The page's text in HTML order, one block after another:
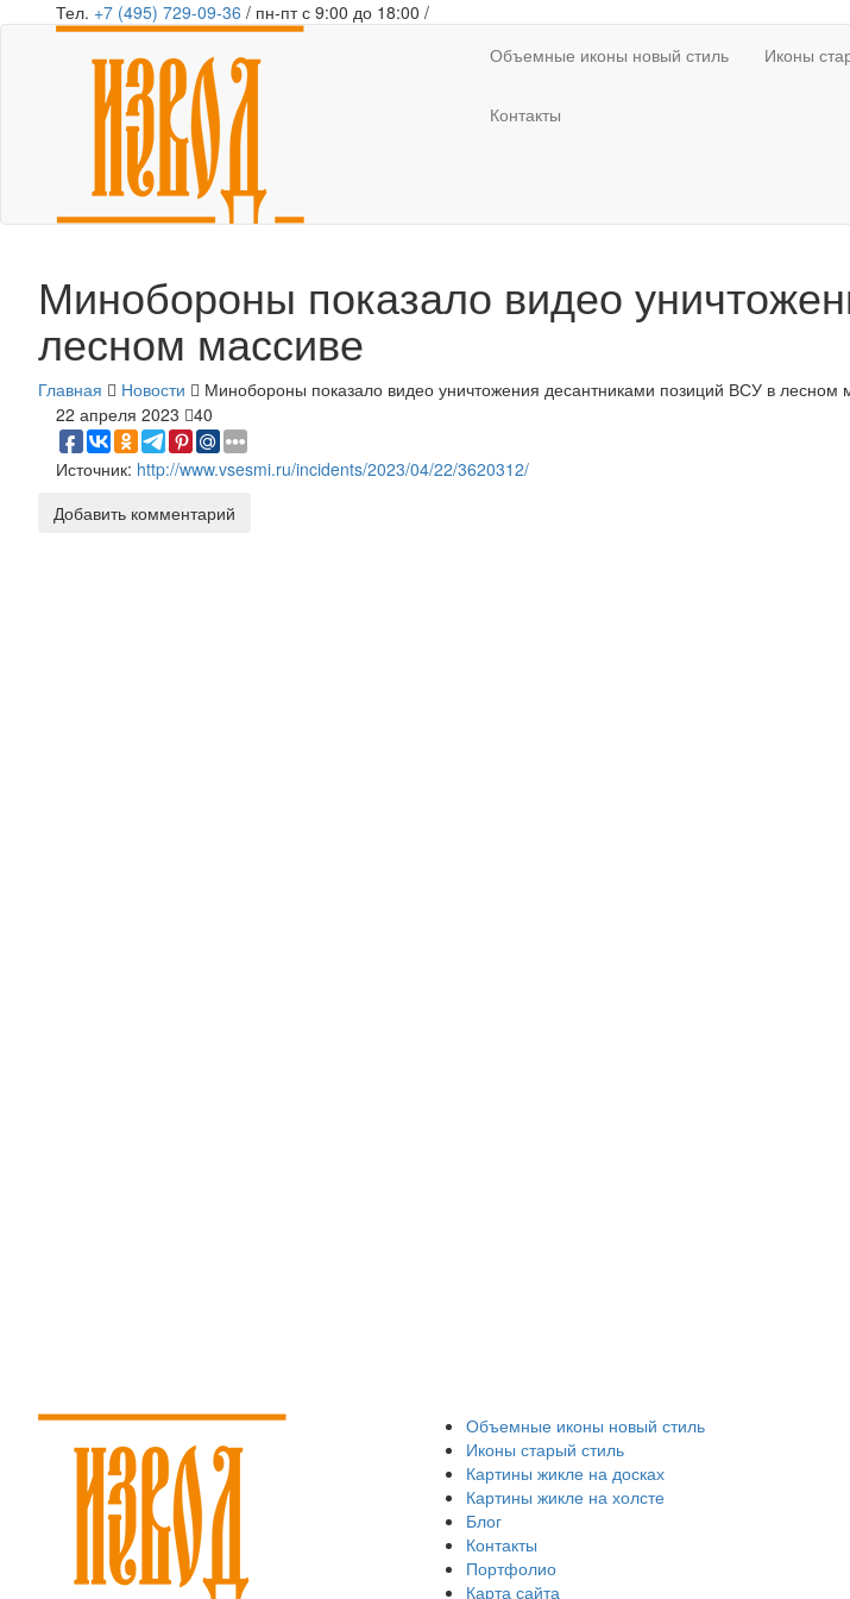
Тел. +7 (495) 729-09-36 / пн-пт с 9:00 до 18:00 /
Объемные иконы новый стиль
Иконы
Контакты
Минобороны показало видео
лесном массиве
Главная Новости
Минобороны показало видео уничтожения десантниками позиций ВСУ в лесном
22 апреля 2023
40
Источник: http://www.vsesmi.ru/incidents/2023/04/22/3620312/
Добавить комментарий
Объемные иконы новый стиль
Иконы старый стиль
Картины жикле на досках
Картины жикле на холсте
Блог
Контакты
Портфолио
Карта сайта